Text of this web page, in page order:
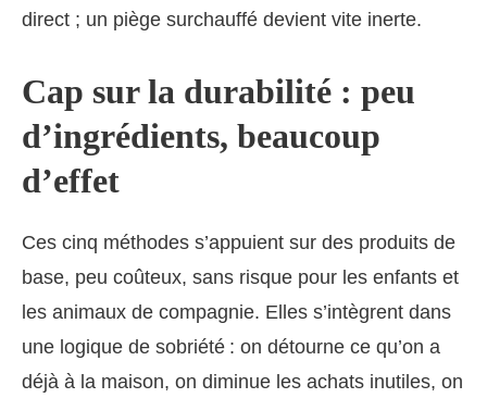
direct ; un piège surchauffé devient vite inerte.
Cap sur la durabilité : peu
d’ingrédients, beaucoup
d’effet
Ces cinq méthodes s’appuient sur des produits de
base, peu coûteux, sans risque pour les enfants et
les animaux de compagnie. Elles s’intègrent dans
une logique de sobriété : on détourne ce qu’on a
déjà à la maison, on diminue les achats inutiles, on